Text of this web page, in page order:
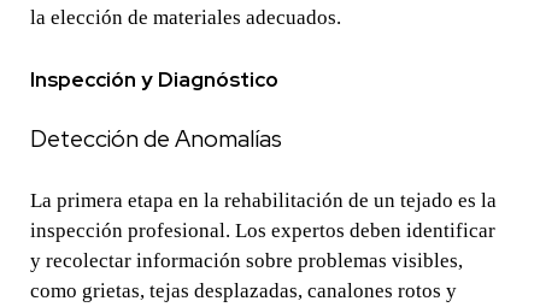
la elección de materiales adecuados.
Inspección y Diagnóstico
Detección de Anomalías
La primera etapa en la rehabilitación de un tejado es la
inspección profesional. Los expertos deben identificar
y recolectar información sobre problemas visibles,
como grietas, tejas desplazadas, canalones rotos y